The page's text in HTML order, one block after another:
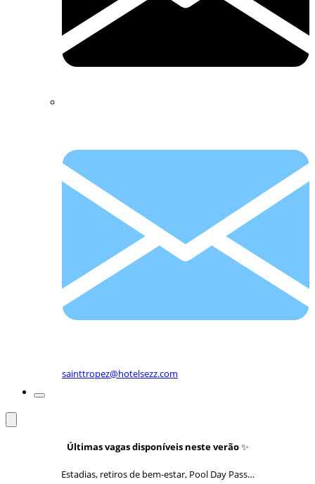
sainttropez@hotelsezz.com
Últimas vagas disponíveis neste verão✨
Estadias, retiros de bem-estar, Pool Day Pass…